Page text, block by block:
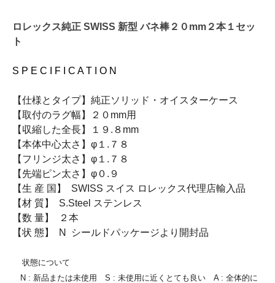
ロレックス純正 SWISS 新型 バネ棒２０mm２本１セッ
ト
S P E C I F I C A T I O N
【仕様とタイプ】純正ソリッド・オイスターケース
【取付のラグ幅】２０mm用
【収縮した全長】１９.８mm
【本体中心太さ】φ１.７８
【フリンジ太さ】φ１.７８
【先端ピン太さ】φ０.９
【生 産 国】 SWISS スイス ロレックス代理店輸入品
【材 質】 S.Steel ステンレス
【数 量】 ２本
【状 態】 N シールドパッケージより開封品
状態について
N : 新品または未使用 S : 未使用に近くとても良い A : 全体的に